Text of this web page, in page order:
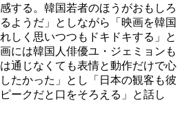
する。韓国若者のほうがおもしろ
ようだ」としながら「映画を韓国
しく思いつつもドキドキする」と
には韓国人俳優ユ・ジェミョンも
通じなくても表情と動作だけで心
たかった」とし「日本の観客も彼
ークだと口をそろえる」と話し